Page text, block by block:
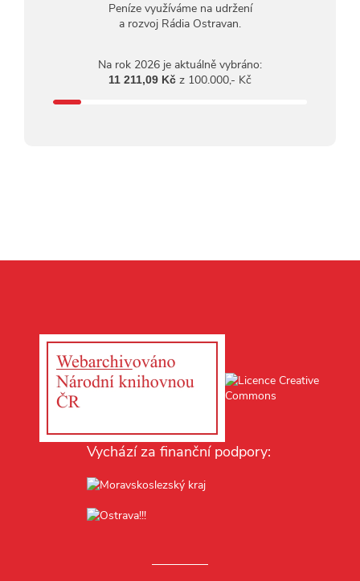
Peníze využíváme na udržení
a rozvoj Rádia Ostravan.
Na rok 2026 je aktuálně vybráno:
11 211,09 Kč z 100.000,- Kč
Vychází za finanční podpory: